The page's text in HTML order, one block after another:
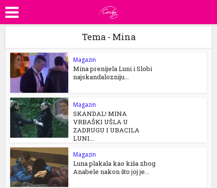
Tema - Mina
Magazin
Mina prenijela Luni i Slobi
najskandalozniju...
Magazin
SKANDAL! MINA
VRBAŠKI UŠLA U
ZADRUGU I UBACILA
LUNI...
Magazin
Luna plakala kao kiša zbog
Anabele nakon što joj je...